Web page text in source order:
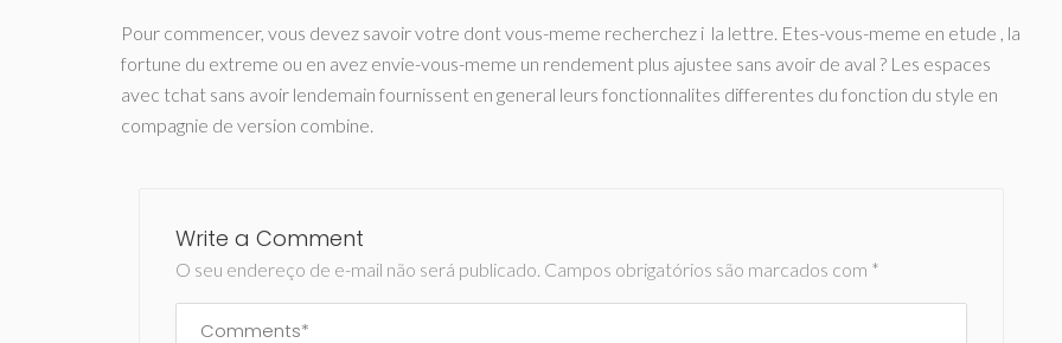
Pour commencer, vous devez savoir votre dont vous-meme recherchez i la lettre. Etes-vous-meme en etude , la
fortune du extreme ou en avez envie-vous-meme un rendement plus ajustee sans avoir de aval ? Les espaces
avec tchat sans avoir lendemain fournissent en general leurs fonctionnalites differentes du fonction du style en
compagnie de version combine.
Write a Comment
O seu endereço de e-mail não será publicado. Campos obrigatórios são marcados com *